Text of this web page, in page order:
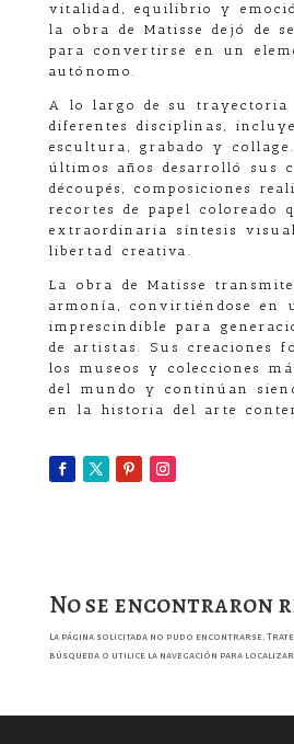
vitalidad, equilibrio y
la obra de Matisse dejó de
para convertirse en un
autónomo.
A lo largo de su trayectoria
diferentes disciplinas,
escultura, grabado y
últimos años desarrolló sus
découpés, composiciones
recortes de papel coloreado
extraordinaria síntesis
libertad creativa.
La obra de Matisse
armonía, convirtiéndose en
imprescindible para
de artistas. Sus creaciones
los museos y colecciones
del mundo y continúan
en la historia del arte
No se encontraron
La página solicitada no pudo encontrarse.
búsqueda o utilice la navegación para